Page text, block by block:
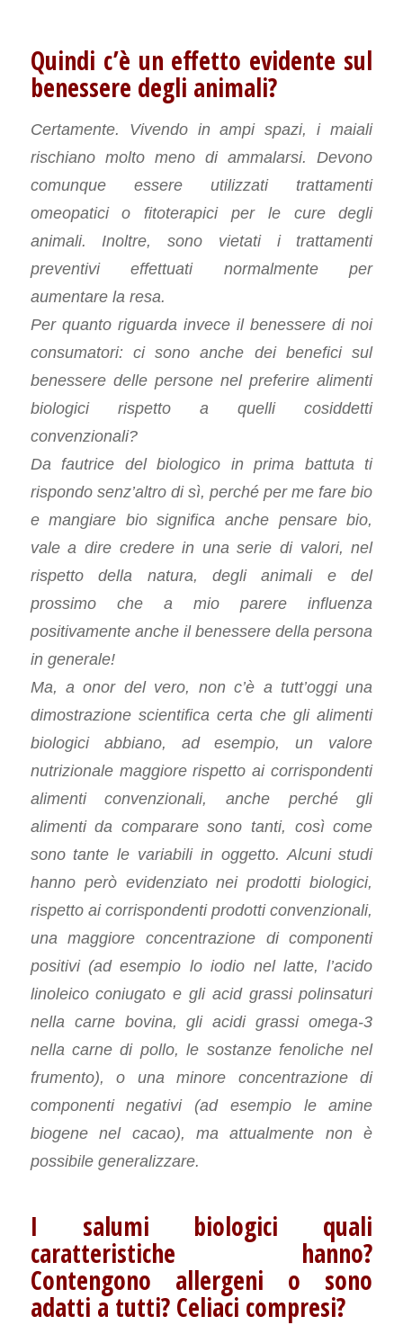
Quindi c’è un effetto evidente sul
benessere degli animali?
Certamente. Vivendo in ampi spazi, i maiali
rischiano molto meno di ammalarsi. Devono
comunque essere utilizzati trattamenti
omeopatici o fitoterapici per le cure degli
animali. Inoltre, sono vietati i trattamenti
preventivi effettuati normalmente per
aumentare la resa.
Per quanto riguarda invece il benessere di noi
consumatori: ci sono anche dei benefici sul
benessere delle persone nel preferire alimenti
biologici rispetto a quelli cosiddetti
convenzionali?
Da fautrice del biologico in prima battuta ti
rispondo senz’altro di sì, perché per me fare bio
e mangiare bio significa anche pensare bio,
vale a dire credere in una serie di valori, nel
rispetto della natura, degli animali e del
prossimo che a mio parere influenza
positivamente anche il benessere della persona
in generale!
Ma, a onor del vero, non c’è a tutt’oggi una
dimostrazione scientifica certa che gli alimenti
biologici abbiano, ad esempio, un valore
nutrizionale maggiore rispetto ai corrispondenti
alimenti convenzionali, anche perché gli
alimenti da comparare sono tanti, così come
sono tante le variabili in oggetto. Alcuni studi
hanno però evidenziato nei prodotti biologici,
rispetto ai corrispondenti prodotti convenzionali,
una maggiore concentrazione di componenti
positivi (ad esempio lo iodio nel latte, l’acido
linoleico coniugato e gli acid grassi polinsaturi
nella carne bovina, gli acidi grassi omega-3
nella carne di pollo, le sostanze fenoliche nel
frumento), o una minore concentrazione di
componenti negativi (ad esempio le amine
biogene nel cacao), ma attualmente non è
possibile generalizzare.
I salumi biologici quali
caratteristiche hanno?
Contengono allergeni o sono
adatti a tutti? Celiaci compresi?